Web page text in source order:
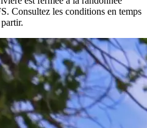
Consultez les conditions en temps